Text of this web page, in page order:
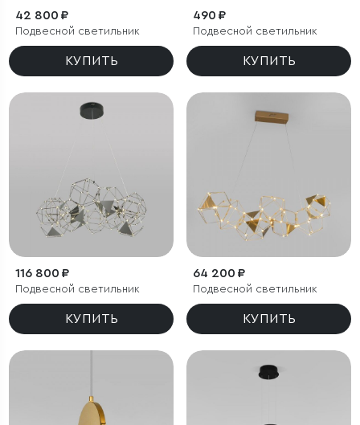
42 800 ₽
Подвесной светильник
КУПИТЬ
490 ₽
Подвесной светильник
КУПИТЬ
116 800 ₽
Подвесной светильник
КУПИТЬ
64 200 ₽
Подвесной светильник
КУПИТЬ